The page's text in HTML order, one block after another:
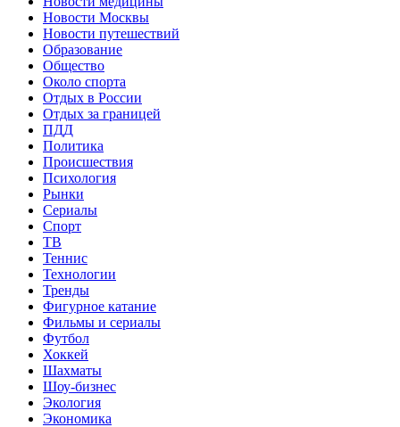
Новости Москвы
Новости путешествий
Образование
Общество
Около спорта
Отдых в России
Отдых за границей
ПДД
Политика
Происшествия
Психология
Рынки
Сериалы
Спорт
ТВ
Теннис
Технологии
Тренды
Фигурное катание
Фильмы и сериалы
Футбол
Хоккей
Шахматы
Шоу-бизнес
Экология
Экономика